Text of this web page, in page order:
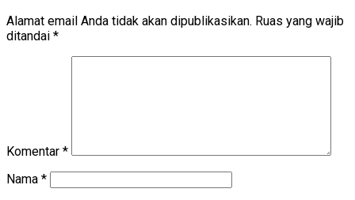
Alamat email Anda tidak akan dipublikasikan. Ruas yang wajib
ditandai *
Komentar *
Nama *